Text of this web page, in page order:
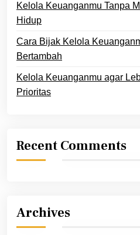
Kelola Keuanganmu Tanpa
Hidup
Cara Bijak Kelola
Bertambah
Kelola Keuanganmu agar
Prioritas
Recent Comments
Archives